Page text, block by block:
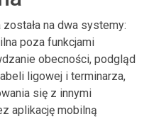
na dwa systemy:
poza funkcjami
obecności, podgląd
ligowej i terminarza,
się z innymi
aplikację mobilną